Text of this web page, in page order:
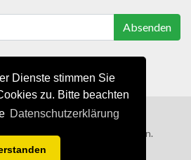
Dienste stimmen Sie
zu. Bitte beachten
Datenschutzerklärung
Absenden
Rechte von 1000WB vorbehalten.
Datenschutzerklärung